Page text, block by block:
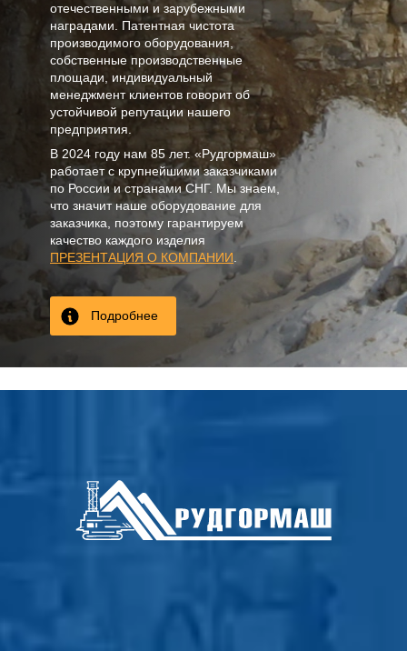
отечественными и зарубежными
наградами. Патентная чистота
производимого оборудования,
собственные производственные
площади, индивидуальный
менеджмент клиентов говорит об
устойчивой репутации нашего
предприятия.
В 2024 году нам 85 лет. «Рудгормаш»
работает с крупнейшими заказчиками
по России и странами СНГ. Мы знаем,
что значит наше оборудование для
заказчика, поэтому гарантируем
качество каждого изделия
ПРЕЗЕНТАЦИЯ О КОМПАНИИ
Подробнее